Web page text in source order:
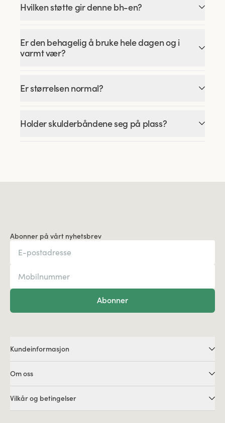
Hvilken støtte gir denne bh-en?
Er den behagelig å bruke hele dagen og i
varmt vær?
Er størrelsen normal?
Holder skulderbåndene seg på plass?
Abonner på vårt nyhetsbrev
Abonner
Kundeinformasjon
Om oss
Vilkår og betingelser